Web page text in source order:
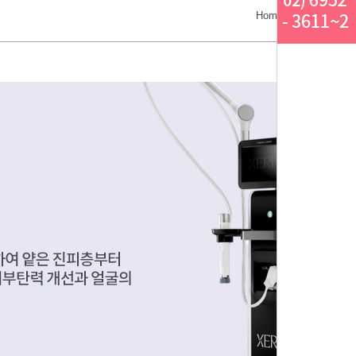
Home > 피부질환클